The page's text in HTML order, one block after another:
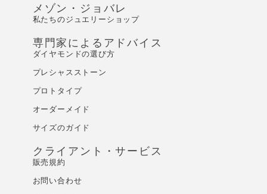
メゾン・ジョバレ
私たちのジュエリーショップ
専門家によるアドバイス
ダイヤモンドの選び方
プレシャスストーン
プロトタイプ
オーダーメイド
サイズのガイド
クライアント・サービス
販売規約
お問い合わせ